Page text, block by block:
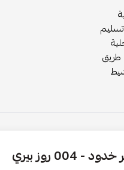
روز بيري